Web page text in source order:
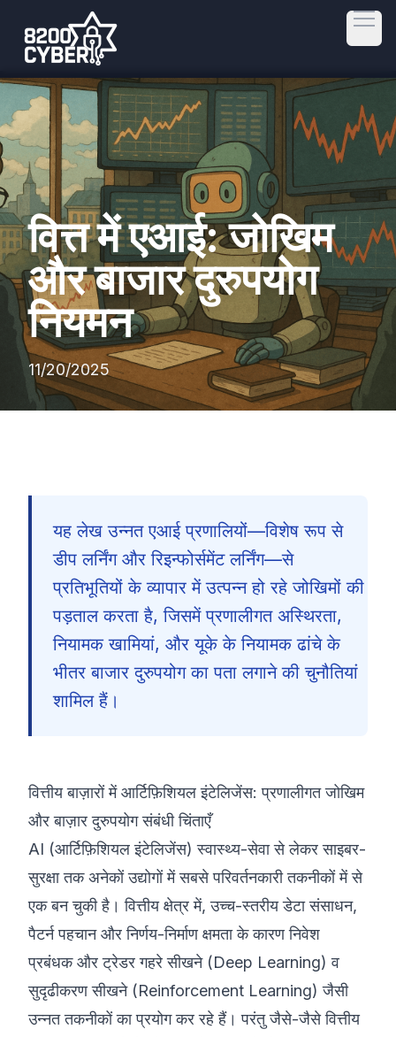
©2026 8200 साइबर बूटकैंप
वित्त में एआई: जोखिम
और बाजार दुरुपयोग
नियमन
11/20/2025
यह लेख उन्नत एआई प्रणालियों—विशेष रूप से
डीप लर्निंग और रिइन्फोर्समेंट लर्निंग—से
प्रतिभूतियों के व्यापार में उत्पन्न हो रहे जोखिमों की
पड़ताल करता है, जिसमें प्रणालीगत अस्थिरता,
नियामक खामियां, और यूके के नियामक ढांचे के
भीतर बाजार दुरुपयोग का पता लगाने की चुनौतियां
शामिल हैं।
वित्तीय बाज़ारों में आर्टिफ़िशियल इंटेलिजेंस: प्रणालीगत जोखिम
और बाज़ार दुरुपयोग संबंधी चिंताएँ
AI (आर्टिफ़िशियल इंटेलिजेंस) स्वास्थ्य-सेवा से लेकर साइबर-
सुरक्षा तक अनेकों उद्योगों में सबसे परिवर्तनकारी तकनीकों में से
एक बन चुकी है। वित्तीय क्षेत्र में, उच्च-स्तरीय डेटा संसाधन,
पैटर्न पहचान और निर्णय-निर्माण क्षमता के कारण निवेश
प्रबंधक और ट्रेडर गहरे सीखने (Deep Learning) व
सुदृढीकरण सीखने (Reinforcement Learning) जैसी
उन्नत तकनीकों का प्रयोग कर रहे हैं। परंतु जैसे-जैसे वित्तीय